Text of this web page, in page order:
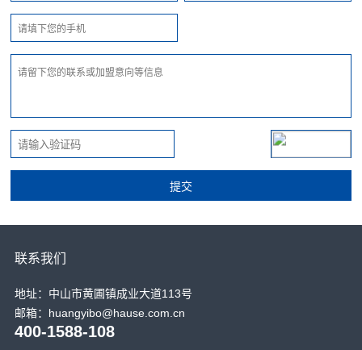
联系我们
地址：中山市黄圃镇成业大道113号
邮箱：huangyibo@hause.com.cn
400-1588-108